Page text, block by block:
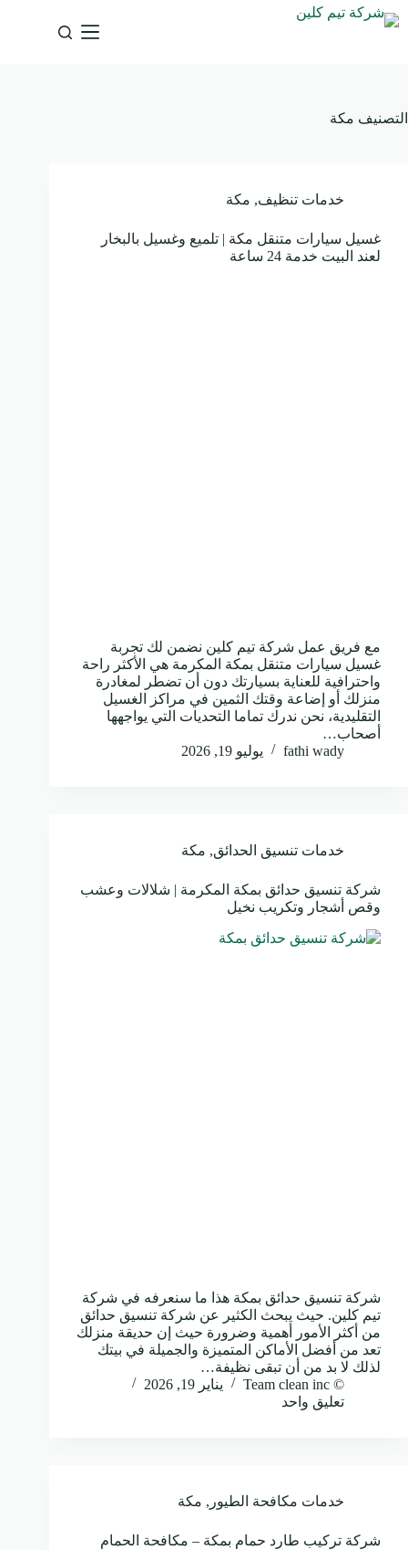
التجاوز
إلى
التصنيف مكة
خدمات تنظيف, مكة
غسيل سيارات متنقل مكة | تلميع وغسيل بالبخار
لعند البيت خدمة 24 ساعة
مع فريق عمل شركة تيم كلين نضمن لك تجربة
غسيل سيارات متنقل بمكة المكرمة هي الأكثر راحة
واحترافية للعناية بسيارتك دون أن تضطر لمغادرة
منزلك أو إضاعة وقتك الثمين في مراكز الغسيل
التقليدية، نحن ندرك تماما التحديات التي يواجهها
أصحاب…
fathi wady
يوليو 19, 2026
خدمات تنسيق الحدائق, مكة
شركة تنسيق حدائق بمكة المكرمة | شلالات وعشب
وقص أشجار وتكريب نخيل
شركة تنسيق حدائق بمكة هذا ما سنعرفه في شركة
تيم كلين. حيث يبحث الكثير عن شركة تنسيق حدائق
من أكثر الأمور أهمية وضرورة حيث إن حديقة منزلك
تعد من أفضل الأماكن المتميزة والجميلة في بيتك
لذلك لا بد من أن تبقى نظيفة…
© Team clean inc
يناير 19, 2026
تعليق واحد
خدمات مكافحة الطيور , مكة
شركة تركيب طارد حمام بمكة – مكافحة الحمام